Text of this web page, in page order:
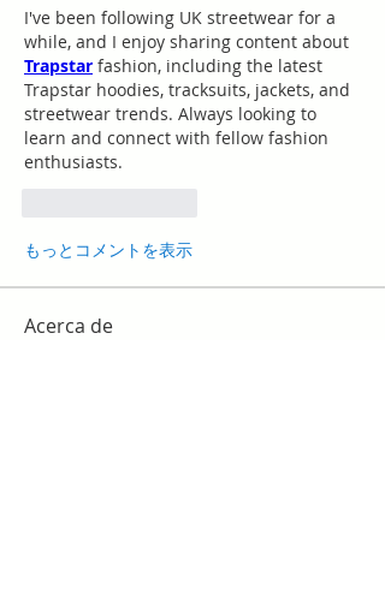
I've been following UK streetwear for a
Trapstar fashion, including the latest
Trapstar hoodies, tracksuits, jackets, and
streetwear trends. Always looking to
learn and connect with fellow fashion
enthusiasts.
もっとコメントを表示
Acerca de